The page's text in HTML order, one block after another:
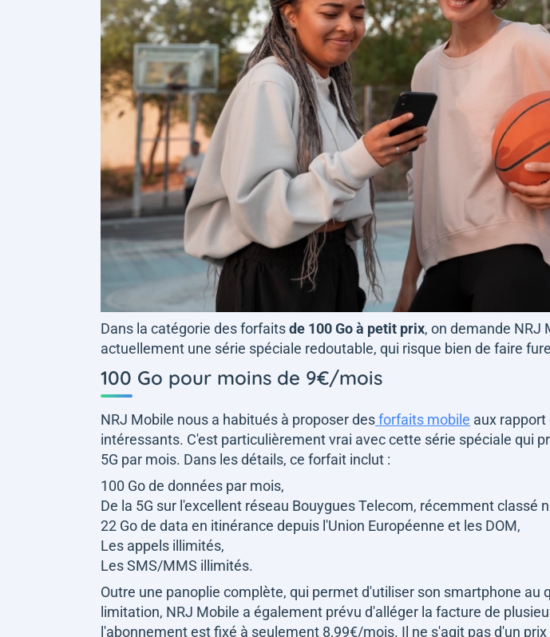
Dans la catégorie des forfaitsde 100 Go à petit prix, on demande NRJ
actuellement une série spéciale redoutable, qui risque bien de faire
100 Go pour moins de 9€/mois
NRJ Mobile nous a habitués à proposer desforfaits mobile aux
intéressants. C'est particulièrement vrai avec cette série spéciale qui
5G par mois. Dans les détails, ce forfait inclut :
100 Go de données par mois,
De la 5G sur l'excellent réseau Bouygues Telecom, récemment classé
22 Go de data en itinérance depuis l'Union Européenne et les DOM,
Les appels illimités,
Les SMS/MMS illimités.
Outre une panoplie complète, qui permet d'utiliser son smartphone au
limitation, NRJ Mobile a également prévu d'alléger la facture de
l'abonnement est fixé à seulement 8,99€/mois. Il ne s'agit pas d'un